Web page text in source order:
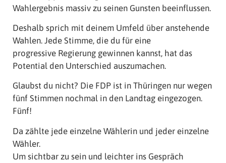
Wahlergebnis massiv zu seinen Gunsten beeinflussen.
Deshalb sprich mit deinem Umfeld über anstehende
Wahlen. Jede Stimme, die du für eine
progressive Regierung gewinnen kannst, hat das
Potential den Unterschied auszumachen.
Glaubst du nicht? Die FDP ist in Thüringen nur wegen
fünf Stimmen nochmal in den Landtag eingezogen.
Fünf!
Da zählte jede einzelne Wählerin und jeder einzelne
Wähler.
Um sichtbar zu sein und leichter ins Gespräch